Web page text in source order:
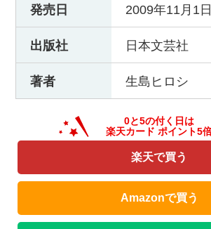
発売日 2009年11月1日
出版社 日本文芸社
著者 生島ヒロシ
楽天で買う
Amazonで買う